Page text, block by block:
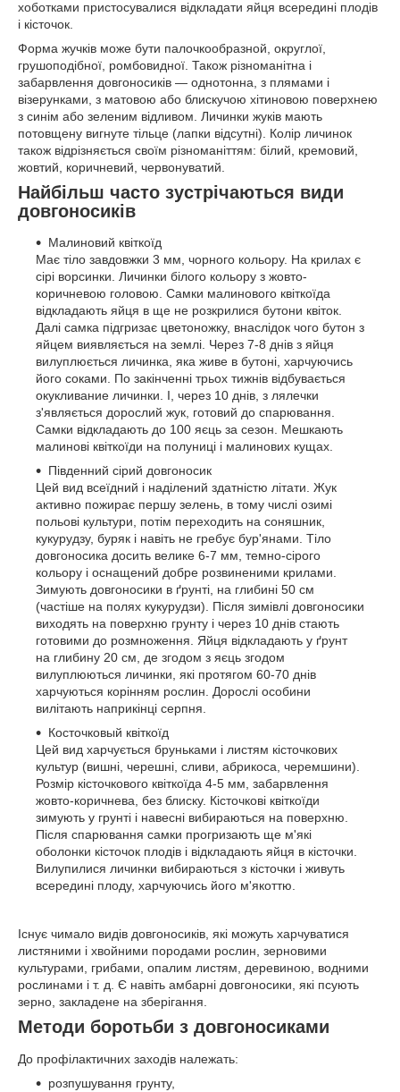
хоботками пристосувалися відкладати яйця всередині плодів
і кісточок.
Форма жучків може бути палочкообразной, округлої,
грушоподібної, ромбовидної. Також різноманітна і
забарвлення довгоносиків — однотонна, з плямами і
візерунками, з матовою або блискучою хітиновою поверхнею
з синім або зеленим відливом. Личинки жуків мають
потовщену вигнуте тільце (лапки відсутні). Колір личинок
також відрізняється своїм різноманіттям: білий, кремовий,
жовтий, коричневий, червонуватий.
Найбільш часто зустрічаються види
довгоносиків
Малиновий квіткоїд
Має тіло завдовжки 3 мм, чорного кольору. На крилах є
сірі ворсинки. Личинки білого кольору з жовто-
коричневою головою. Самки малинового квіткоїда
відкладають яйця в ще не розкрилися бутони квіток.
Далі самка підгризає цветоножку, внаслідок чого бутон з
яйцем виявляється на землі. Через 7-8 днів з яйця
вилуплюється личинка, яка живе в бутоні, харчуючись
його соками. По закінченні трьох тижнів відбувається
окукливание личинки. І, через 10 днів, з лялечки
з'являється дорослий жук, готовий до спарювання.
Самки відкладають до 100 яєць за сезон. Мешкають
малинові квіткоїди на полуниці і малинових кущах.
Південний сірий довгоносик
Цей вид всеїдний і наділений здатністю літати. Жук
активно пожирає першу зелень, в тому числі озимі
польові культури, потім переходить на соняшник,
кукурудзу, буряк і навіть не гребує бур'янами. Тіло
довгоносика досить велике 6-7 мм, темно-сірого
кольору і оснащений добре розвиненими крилами.
Зимують довгоносики в ґрунті, на глибині 50 см
(частіше на полях кукурудзи). Після зимівлі довгоносики
виходять на поверхню грунту і через 10 днів стають
готовими до розмноження. Яйця відкладають у ґрунт
на глибину 20 см, де згодом з яєць згодом
вилуплюються личинки, які протягом 60-70 днів
харчуються корінням рослин. Дорослі особини
вилітають наприкінці серпня.
Косточковый квіткоїд
Цей вид харчується бруньками і листям кісточкових
культур (вишні, черешні, сливи, абрикоса, черемшини).
Розмір кісточкового квіткоїда 4-5 мм, забарвлення
жовто-коричнева, без блиску. Кісточкові квіткоїди
зимують у грунті і навесні вибираються на поверхню.
Після спарювання самки прогризають ще м'які
оболонки кісточок плодів і відкладають яйця в кісточки.
Вилупилися личинки вибираються з кісточки і живуть
всередині плоду, харчуючись його м'якоттю.
Існує чимало видів довгоносиків, які можуть харчуватися
листяними і хвойними породами рослин, зерновими
культурами, грибами, опалим листям, деревиною, водними
рослинами і т. д. Є навіть амбарні довгоносики, які псують
зерно, закладене на зберігання.
Методи боротьби з довгоносиками
До профілактичних заходів належать:
розпушування грунту,